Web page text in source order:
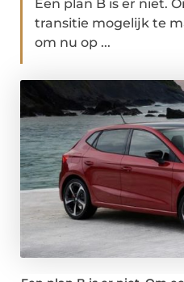
Een plan B is er niet.
transitie mogelijk te
om nu op ...